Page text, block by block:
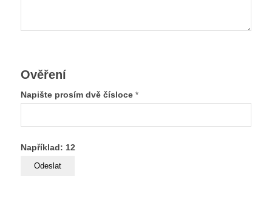
Ověření
Napište prosím dvě čísloce *
Například: 12